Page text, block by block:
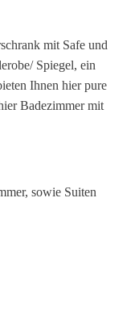
mit Safe und
Spiegel, ein
Ihnen hier pure
Badezimmer mit
sowie Suiten